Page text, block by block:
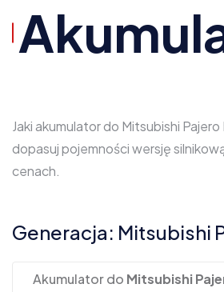
Jaki akumulator do Mitsubishi
dopasuj pojemności wersję
cenach.
Generacja: Mitsubishi
Akumulator do Mitsubishi